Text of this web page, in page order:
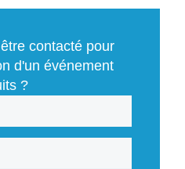
contacté pour
d'un événement
?